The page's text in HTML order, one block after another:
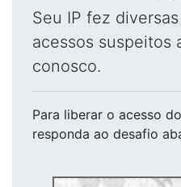
Seu IP fez
acessos suspeitos
conosco.
Para liberar o acesso
responda ao desafio